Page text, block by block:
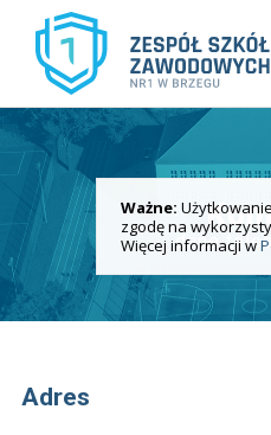
Ważne:
zgodę na
Więcej informacji w
dane
Adres